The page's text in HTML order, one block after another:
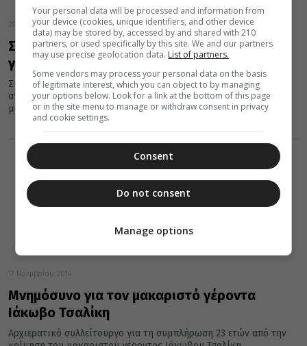
21 Νοεμβρίου 2016
Σαν σήμερα 21 Νοεμβρίου εκοιμήθη ο
γέροντας Ιάκωβος Τσαλίκης
Συμπληρώνονται σήμερα 25 χρόνια από την οσιακή κοίμηση του
αγίου Γέροντος Ιακώβου Τσαλίκη, ο οποίος έζησε στην ιερά
μονή...
17 Νοεμβρίου 2014
Μνημόσυνο για τον μακαριστό γέροντα
Ιάκωβο Τσαλίκη
Αρχιερατικό συλλείτουργο για τη συμπλήρωση 23 ετών από την
Your personal data will be processed and information from
your device (cookies, unique identifiers, and other device
data) may be stored by, accessed by and shared with 210
partners, or used specifically by this site. We and our partners
may use precise geolocation data. List of partners.
Some vendors may process your personal data on the basis
of legitimate interest, which you can object to by managing
your options below. Look for a link at the bottom of this page
or in the site menu to manage or withdraw consent in privacy
and cookie settings.
Consent
Do not consent
Manage options